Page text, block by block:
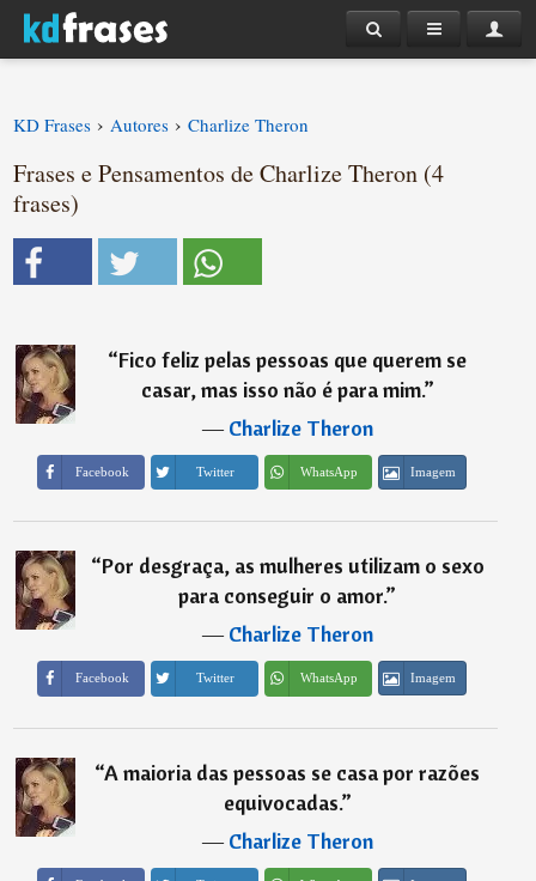
KD Frases › Autores › Charlize Theron
Frases e Pensamentos de Charlize Theron (4
frases)
“Fico feliz pelas pessoas que querem se
casar, mas isso não é para mim.”
―Charlize Theron
Facebook Twitter WhatsApp Imagem
“Por desgraça, as mulheres utilizam o sexo
para conseguir o amor.”
―Charlize Theron
Facebook Twitter WhatsApp Imagem
“A maioria das pessoas se casa por razões
equivocadas.”
―Charlize Theron